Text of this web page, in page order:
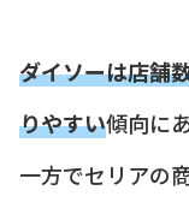
ダイソーは店舗
りやすい傾向に
一方でセリアの